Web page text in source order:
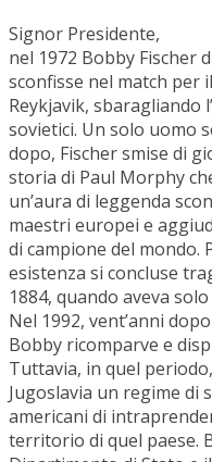
Signor Presidente,
nel 1972 Bobby Fischer
sconfisse nel match per
Reykjavik, sbaragliando
sovietici. Un solo uomo
dopo, Fischer smise di
storia di Paul Morphy
un’aura di leggenda
maestri europei e
di campione del mondo.
esistenza si concluse
1884, quando aveva
Nel 1992, vent’anni
Bobby ricomparve e
Tuttavia, in quel
Jugoslavia un regime di
americani di
territorio di quel paese.